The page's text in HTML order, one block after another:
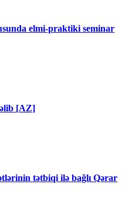
elmi-praktiki seminar
[AZ]
tətbiqi ilə bağlı Qərar